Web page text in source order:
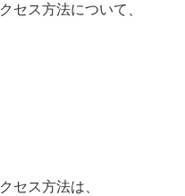
セス方法について、
セス方法は、